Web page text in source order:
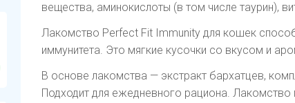
вещества, аминокислоты (в том числе таурин),
Лакомство Perfect Fit Immunity для кошек
иммунитета. Это мягкие кусочки со вкусом и
В основе лакомства — экстракт бархатцев,
Подходит для ежедневного рациона. Лакомство